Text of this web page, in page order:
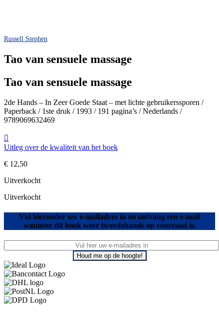
Russell Stephen
Tao van sensuele massage
Tao van sensuele massage
2de Hands – In Zeer Goede Staat – met lichte gebruikerssporen /
Paperback / 1ste druk / 1993 / 191 pagina’s / Nederlands /
9789069632469
Uitleg over de kwaliteit van het boek
€ 12,50
Uitverkocht
Uitverkocht
Vul hieronder uw e-mailadres in en ontvang een e-mail
wanneer dit boek weer tweedehands op voorraad is.
Houd me op de hoogte!